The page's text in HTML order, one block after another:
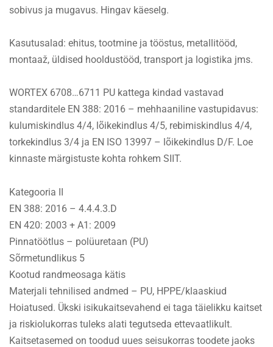
sobivus ja mugavus. Hingav käeselg.
Kasutusalad: ehitus, tootmine ja tööstus, metallitööd,
montaaž, üldised hooldustööd, transport ja logistika jms.
WORTEX 6708…6711 PU kattega kindad vastavad
standarditele EN 388: 2016 – mehhaaniline vastupidavus:
kulumiskindlus 4/4, lõikekindlus 4/5, rebimiskindlus 4/4,
torkekindlus 3/4 ja EN ISO 13997 – lõikekindlus D/F. Loe
kinnaste märgistuste kohta rohkem SIIT.
Kategooria II
EN 388: 2016 – 4.4.4.3.D
EN 420: 2003 + A1: 2009
Pinnatöötlus – polüuretaan (PU)
Sõrmetundlikus 5
Kootud randmeosaga kätis
Materjali tehnilised andmed – PU, HPPE/klaaskiud
Hoiatused. Ükski isikukaitsevahend ei taga täielikku kaitset
ja riskiolukorras tuleks alati tegutseda ettevaatlikult.
Kaitsetasemed on toodud uues seisukorras toodete jaoks